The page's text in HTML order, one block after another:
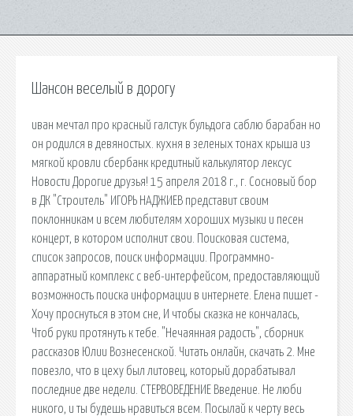
Шансон веселый в дорогу
иван мечтал про красный галстук бульдога саблю барабан но
он родился в девяностых. кухня в зеленых тонах крыша из
мягкой кровли сбербанк кредитный калькулятор лексус
Новости Дорогие друзья! 15 апреля 2018 г., г. Сосновый бор
в ДК "Строитель" ИГОРЬ НАДЖИЕВ представит своим
поклонникам и всем любителям хороших музыки и песен
концерт, в котором исполнит свои. Поисковая сиcтема,
список запросов, поиск информации. Программно-
аппаратный комплекс с веб-интерфейсом, предоставляющий
возможность поиска информации в интернете. Елена пишет -
Хочу проснуться в этом сне, И чтобы сказка не кончалась,
Чтоб руки протянуть к тебе. "Нечаянная радость", сборник
рассказов Юлии Вознесенской. Читать онлайн, скачать 2. Мне
повезло, что в цеху был литовец, который дорабатывал
последние две недели. СТЕРВОВЕДЕНИЕ Введение. Не люби
никого, и ты будешь нравиться всем. Посылай к черту весь